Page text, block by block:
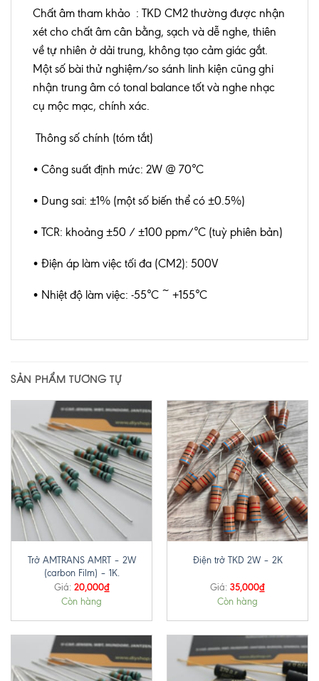
Chất âm tham khảo : TKD CM2 thường được nhận
xét cho chất âm cân bằng, sạch và dễ nghe, thiên
về tự nhiên ở dải trung, không tạo cảm giác gắt.
Một số bài thử nghiệm/so sánh linh kiện cũng ghi
nhận trung âm có tonal balance tốt và nghe nhạc
cụ mộc mạc, chính xác.
Thông số chính (tóm tắt)
• Công suất định mức: 2W @ 70°C
• Dung sai: ±1% (một số biến thể có ±0.5%)
• TCR: khoảng ±50 / ±100 ppm/°C (tuỳ phiên bản)
• Điện áp làm việc tối đa (CM2): 500V
• Nhiệt độ làm việc: -55°C ~ +155°C
SẢN PHẨM TƯƠNG TỰ
Trở AMTRANS AMRT – 2W
(carbon Film) – 1K.
Giá: 20,000₫
Còn hàng
Điện trở TKD 2W – 2K
Giá: 35,000₫
Còn hàng